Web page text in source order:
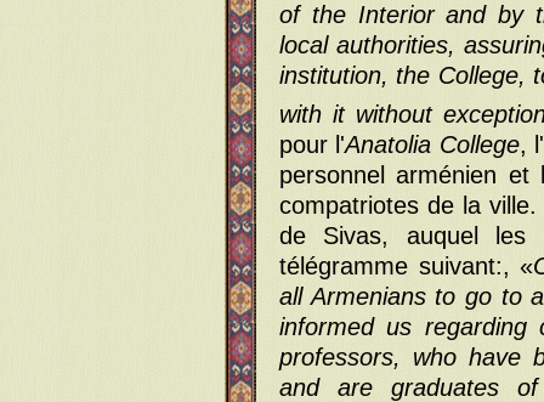
of the Interior and by
local authorities,
institution, the College,
with it without
pour l'Anatolia College,
personnel arménien
compatriotes de la
de Sivas, auquel les
télégramme suivant:, «
all Armenians to go to
informed us regarding
professors, who have
and are graduates